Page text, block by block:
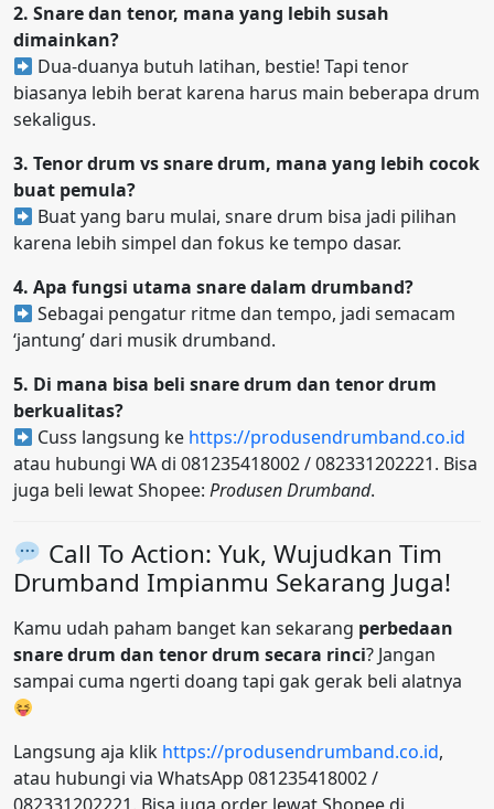
2. Snare dan tenor, mana yang lebih susah
dimainkan?
Dua-duanya butuh latihan, bestie! Tapi tenor
biasanya lebih berat karena harus main beberapa drum
sekaligus.
3. Tenor drum vs snare drum, mana yang lebih cocok
buat pemula?
Buat yang baru mulai, snare drum bisa jadi pilihan
karena lebih simpel dan fokus ke tempo dasar.
4. Apa fungsi utama snare dalam drumband?
Sebagai pengatur ritme dan tempo, jadi semacam
‘jantung’ dari musik drumband.
5. Di mana bisa beli snare drum dan tenor drum
berkualitas?
Cuss langsung ke https://produsendrumband.co.id
atau hubungi WA di 081235418002 / 082331202221. Bisa
juga beli lewat Shopee: Produsen Drumband.
Call To Action: Yuk, Wujudkan Tim
Drumband Impianmu Sekarang Juga!
Kamu udah paham banget kan sekarang perbedaan
snare drum dan tenor drum secara rinci? Jangan
sampai cuma ngerti doang tapi gak gerak beli alatnya
Langsung aja klik https://produsendrumband.co.id,
atau hubungi via WhatsApp 081235418002 /